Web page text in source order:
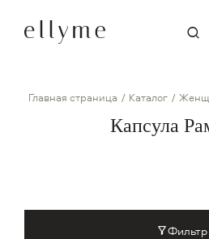
Главная страница Каталог
Капсула
Фильтр